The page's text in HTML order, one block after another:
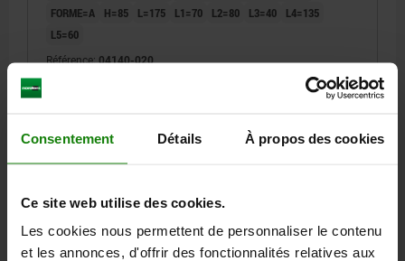
Consentement Détails À propos des cookies
Ce site web utilise des cookies.
Les cookies nous permettent de personnaliser le contenu
et les annonces, d'offrir des fonctionnalités relatives aux
FORME=A
H=85 L=175 L1=70 L2=80 L3=40
L4=135
L5=60
Référence:04140-020
DÉTAILS
CAO